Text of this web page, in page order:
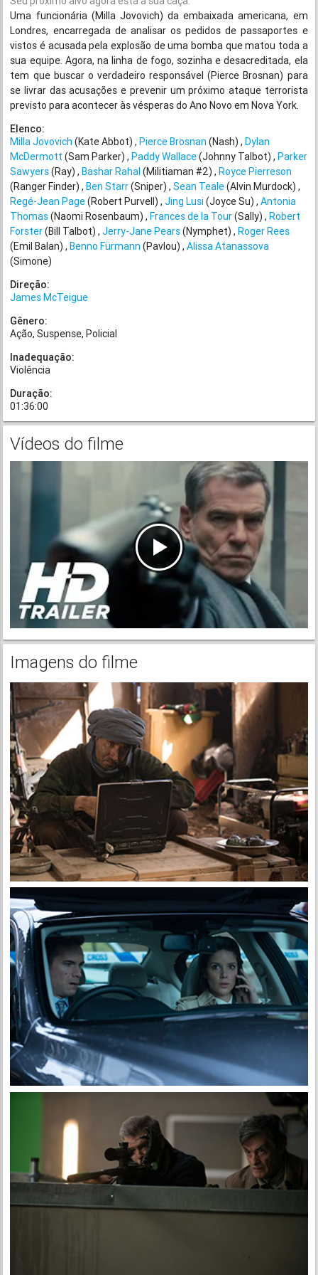
Uma funcionária (Milla Jovovich) da embaixada americana, em
Londres, encarregada de analisar os pedidos de passaportes e
vistos é acusada pela explosão de uma bomba que matou toda a
sua equipe. Agora, na linha de fogo, sozinha e desacreditada, ela
tem que buscar o verdadeiro responsável (Pierce Brosnan) para
se livrar das acusações e prevenir um próximo ataque terrorista
previsto para acontecer às vésperas do Ano Novo em Nova York.
Elenco:
Milla Jovovich (Kate Abbot) Pierce Brosnan (Nash) Dylan
McDermott (Sam Parker) Paddy Wallace(Johnny Talbot) Parker
Sawyers(Ray) Bashar Rahal (Militiaman #2) Royce Pierreson
(Ranger Finder) Ben Starr(Sniper) Sean Teale(Alvin Murdock)
Regé-Jean Page(Robert Purvell) Jing Lusi (Joyce Su) Antonia
Thomas(Naomi Rosenbaum) Frances de la Tour(Sally) Robert
Forster(Bill Talbot) Jerry-Jane Pears(Nymphet) Roger Rees
(Emil Balan) Benno Fürmann (Pavlou) Alissa Atanassova
(Simone)
Direção:
James McTeigue
Gênero:
Ação Suspense Policial
Inadequação:
Violência
Duração:
01:36:00
Vídeos do filme
Imagens do filme